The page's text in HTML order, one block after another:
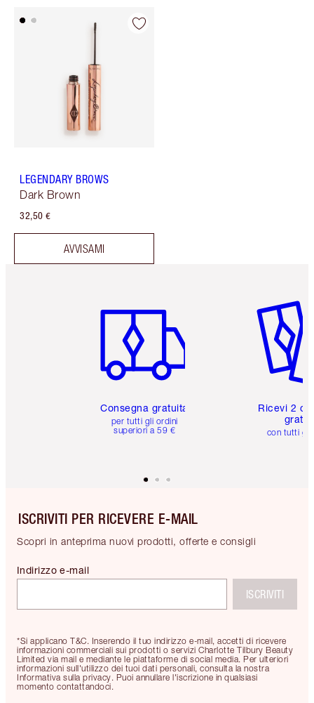
LEGENDARY BROWS
Dark Brown
32,50 €
AVVISAMI
Consegna gratuita
per tutti gli ordini
superiori a 59 €
Ricevi 2
con tutti gli
ISCRIVITI PER RICEVERE E-MAIL
Scopri in anteprima nuovi prodotti, offerte e consigli
*Si applicano T&C. Inserendo il tuo indirizzo e-mail, accetti di ricevere
informazioni commerciali sui prodotti o servizi Charlotte Tilbury Beauty
Limited via mail e mediante le piattaforme di social media. Per ulteriori
informazioni sull'utilizzo dei tuoi dati personali, consulta la nostra
Informativa sulla privacy. Puoi annullare l'iscrizione in qualsiasi
momento contattandoci.
Indirizzo e-mail
ISCRIVITI